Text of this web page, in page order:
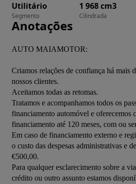
Utilitário
Segmento
1 968 cm3
Cilindrada
Anotações
AUTO MAIAMOTOR:
Criamos relações de confiança há mais
nossos clientes.
Aceitamos todas as retomas.
Tratamos e acompanhamos todos os
financiamento automóvel e oferecemos
financiamento até 120 meses, com ou
Em caso de financiamento externo e
o custo das despesas administrativas e
€500,00.
Para qualquer esclarecimento sobre a
crédito ou outro assunto estamos